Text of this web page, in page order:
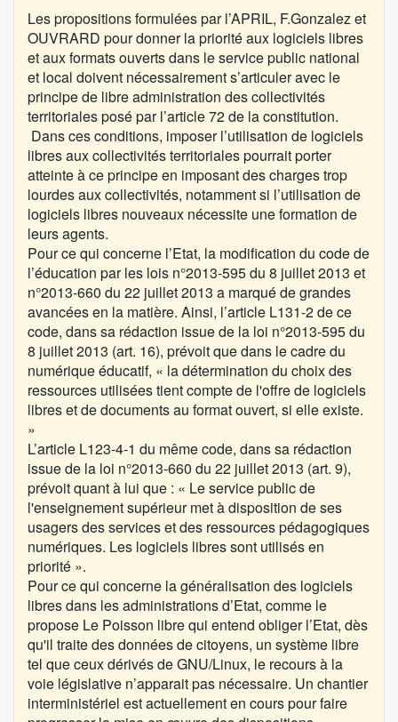
Les propositions formulées par l’APRIL, F.Gonzalezet
OUVRARD pour donner la priorité aux logiciels libres
et aux formats ouverts dans le service public national
et local doivent nécessairement s’articuler avec le
principe de libre administration des collectivités
territoriales posé par l’article 72 de la constitution.
Dans ces conditions, imposer l’utilisation de logiciels
libres aux collectivités territoriales pourrait porter
atteinte à ce principe en imposant des charges trop
lourdes aux collectivités, notamment si l’utilisation de
logiciels libres nouveaux nécessite une formation de
leurs agents.
Pour ce qui concerne l’Etat, la modification du code de
l’éducation par les lois n°2013-595 du 8 juillet 2013 et
n°2013-660 du 22 juillet 2013 a marqué de grandes
avancées en la matière. Ainsi, l’article L131-2 de ce
code, dans sa rédaction issue de la loi n°2013-595 du
8 juillet 2013 (art. 16), prévoit que dans le cadre du
numérique éducatif, « la détermination du choix des
ressources utilisées tient compte de l'offre de logiciels
libres et de documents au format ouvert, si elle existe.
»
L’article L123-4-1 du même code, dans sa rédaction
issue de la loi n°2013-660 du 22 juillet 2013 (art. 9),
prévoit quant à lui que : « Le service public de
l'enseignement supérieur met à disposition de ses
usagers des services et des ressources pédagogiques
numériques. Les logiciels libres sont utilisés en
priorité ».
Pour ce qui concerne la généralisation des logiciels
libres dans les administrations d’Etat, comme le
propose Le Poisson librequi entend obliger l’Etat, dès
qu'il traite des données de citoyens, un système libre
tel que ceux dérivés de GNU/Linux, le recours à la
voie législative n’apparait pas nécessaire. Un chantier
interministériel est actuellement en cours pour faire